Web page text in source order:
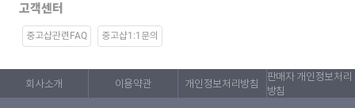
고객센터
중고샵관련FAQ 중고샵1:1문의
회사소개 이용약관 개인정보처리방침
판매자 개인정보처리
방침